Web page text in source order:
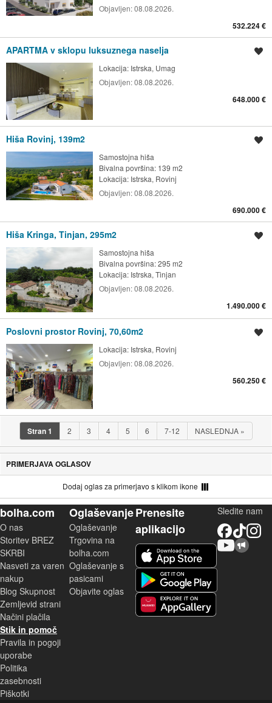
Objavljen:08.08.2026.
532.224 €
APARTMA v sklopu luksuznega naselja
Lokacija: Istrska, Umag
Objavljen:08.08.2026.
648.000 €
Hiša Rovinj, 139m2
Samostojna hiša
Bivalna površina: 139 m2
Lokacija: Istrska, Rovinj
Objavljen:08.08.2026.
690.000 €
Hiša Kringa, Tinjan, 295m2
Samostojna hiša
Bivalna površina: 295 m2
Lokacija: Istrska, Tinjan
Objavljen:08.08.2026.
1.490.000 €
Poslovni prostor Rovinj, 70,60m2
Lokacija: Istrska, Rovinj
Objavljen:08.08.2026.
560.250 €
Stran1 2 3 4 5 6 7-12 NASLEDNJA »
PRIMERJAVA OGLASOV
Dodaj oglas za primerjavo s klikom ikone
bolha.com
O nas
Storitev BREZ
SKRBI
Nasveti za varen
nakup
Blog Skupnost
Zemljevid strani
Načini plačila
Stik in pomoč
Pravila in pogoji
uporabe
Politika
zasebnosti
Piškotki
Oglaševanje
Oglaševanje
Trgovina na
bolha.com
Oglaševanje s
pasicami
Objavite oglas
Prenesite
aplikacijo
Sledite nam